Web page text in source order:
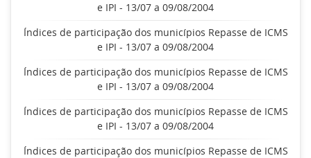
e IPI - 13/07 a 09/08/2004
Índices de participação dos municípios Repasse de ICMS
e IPI - 13/07 a 09/08/2004
Índices de participação dos municípios Repasse de ICMS
e IPI - 13/07 a 09/08/2004
Índices de participação dos municípios Repasse de ICMS
e IPI - 13/07 a 09/08/2004
Índices de participação dos municípios Repasse de ICMS